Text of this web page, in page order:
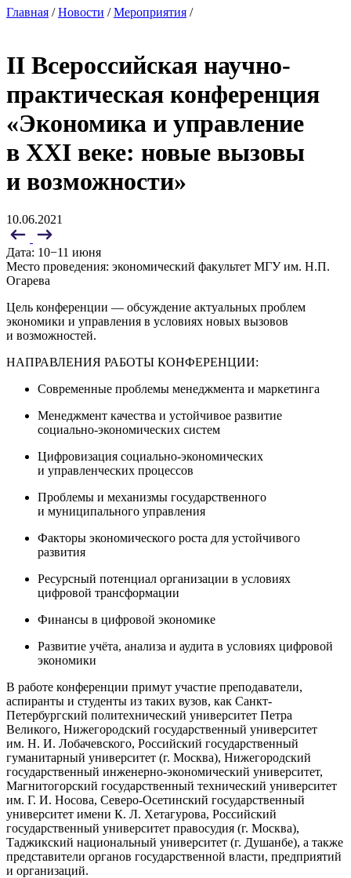
Главная /Новости /Мероприятия /
II Всероссийская научно-
практическая конференция
«Экономика и управление
в XXI веке: новые вызовы
и возможности»
10.06.2021
Дата: 10−11 июня
Место проведения: экономический факультет МГУ им. Н.П.
Огарева
Цель конференции — обсуждение актуальных проблем
экономики и управления в условиях новых вызовов
и возможностей.
НАПРАВЛЕНИЯ РАБОТЫ КОНФЕРЕНЦИИ:
Современные проблемы менеджмента и маркетинга
Менеджмент качества и устойчивое развитие
социально-экономических систем
Цифровизация социально-экономических
и управленческих процессов
Проблемы и механизмы государственного
и муниципального управления
Факторы экономического роста для устойчивого
развития
Ресурсный потенциал организации в условиях
цифровой трансформации
Финансы в цифровой экономике
Развитие учёта, анализа и аудита в условиях цифровой
экономики
В работе конференции примут участие преподаватели,
аспиранты и студенты из таких вузов, как Санкт-
Петербургский политехнический университет Петра
Великого, Нижегородский государственный университет
им. Н. И. Лобачевского, Российский государственный
гуманитарный университет (г. Москва), Нижегородский
государственный инженерно-экономический университет,
Магнитогорский государственный технический университет
им. Г. И. Носова, Северо-Осетинский государственный
университет имени К. Л. Хетагурова, Российский
государственный университет правосудия (г. Москва),
Таджикский национальный университет (г. Душанбе), а также
представители органов государственной власти, предприятий
и организаций.